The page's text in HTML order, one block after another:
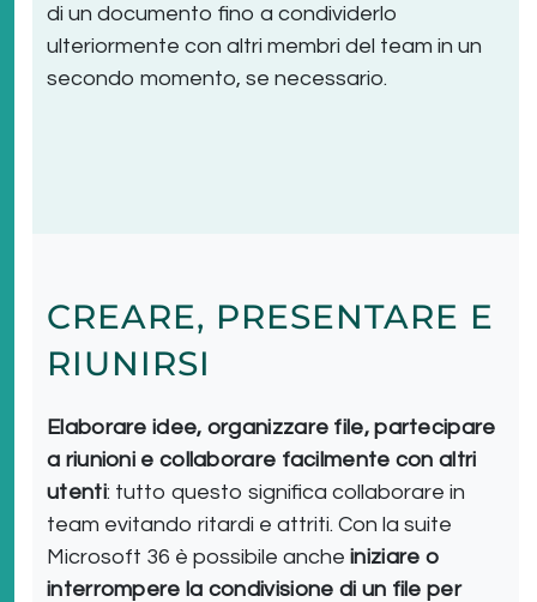
di un documento fino a condividerlo
ulteriormente con altri membri del team in un
secondo momento, se necessario.
CREARE, PRESENTARE E
RIUNIRSI
Elaborare idee, organizzare file, partecipare
a riunioni e collaborare facilmente con altri
utenti: tutto questo significa collaborare in
team evitando ritardi e attriti. Con la suite
Microsoft 36 è possibile anche iniziare o
interrompere la condivisione di un file per